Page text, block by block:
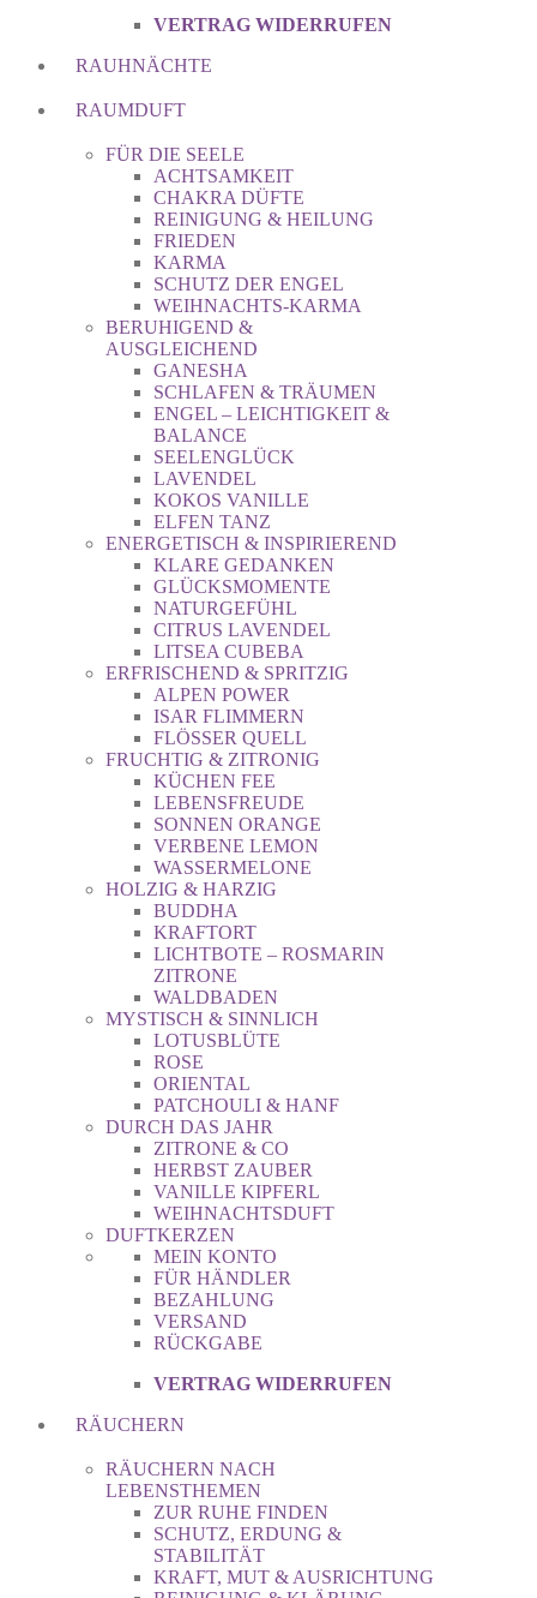
VERTRAG WIDERRUFEN
RAUHNÄCHTE
RAUMDUFT
FÜR DIE SEELE
ACHTSAMKEIT
CHAKRA DÜFTE
REINIGUNG & HEILUNG
FRIEDEN
KARMA
SCHUTZ DER ENGEL
WEIHNACHTS-KARMA
BERUHIGEND &
AUSGLEICHEND
GANESHA
SCHLAFEN & TRÄUMEN
ENGEL – LEICHTIGKEIT &
BALANCE
SEELENGLÜCK
LAVENDEL
KOKOS VANILLE
ELFEN TANZ
ENERGETISCH & INSPIRIEREND
KLARE GEDANKEN
GLÜCKSMOMENTE
NATURGEFÜHL
CITRUS LAVENDEL
LITSEA CUBEBA
ERFRISCHEND & SPRITZIG
ALPEN POWER
ISAR FLIMMERN
FLÖSSER QUELL
FRUCHTIG & ZITRONIG
KÜCHEN FEE
LEBENSFREUDE
SONNEN ORANGE
VERBENE LEMON
WASSERMELONE
HOLZIG & HARZIG
BUDDHA
KRAFTORT
LICHTBOTE – ROSMARIN
ZITRONE
WALDBADEN
MYSTISCH & SINNLICH
LOTUSBLÜTE
ROSE
ORIENTAL
PATCHOULI & HANF
DURCH DAS JAHR
ZITRONE & CO
HERBST ZAUBER
VANILLE KIPFERL
WEIHNACHTSDUFT
DUFTKERZEN
MEIN KONTO
FÜR HÄNDLER
BEZAHLUNG
VERSAND
RÜCKGABE
VERTRAG WIDERRUFEN
RÄUCHERN
RÄUCHERN NACH
LEBENSTHEMEN
ZUR RUHE FINDEN
SCHUTZ, ERDUNG &
STABILITÄT
KRAFT, MUT & AUSRICHTUNG